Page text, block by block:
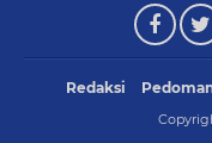
Redaksi